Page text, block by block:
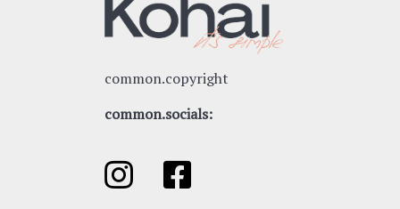
common.copyright
common.socials: